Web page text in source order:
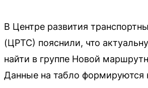
В Центре развития
(ЦРТС) пояснили, что
найти в группе Новой
Данные на табло формируются